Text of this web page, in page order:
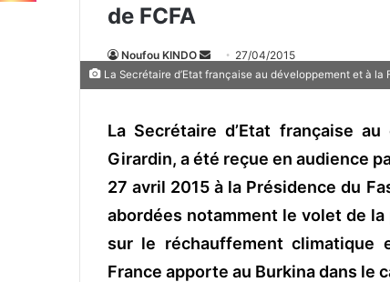
de FCFA
Noufou KINDO
n
e
u
c
o
27/04/2015
La Secrétaire d’Etat française au développement et à
La Secrétaire d’Etat française
Girardin, a été reçue en audience
27 avril 2015 à la Présidence du
abordées notamment le volet de
sur le réchauffement
France apporte au Burkina dans le